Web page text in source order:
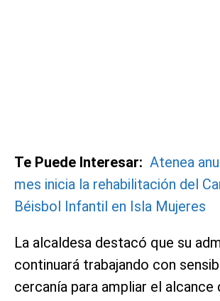
Te Puede Interesar: Atenea
mes inicia la rehabilitación del
Béisbol Infantil en Isla Mujeres
La alcaldesa destacó que su
continuará trabajando con
cercanía para ampliar el alcance